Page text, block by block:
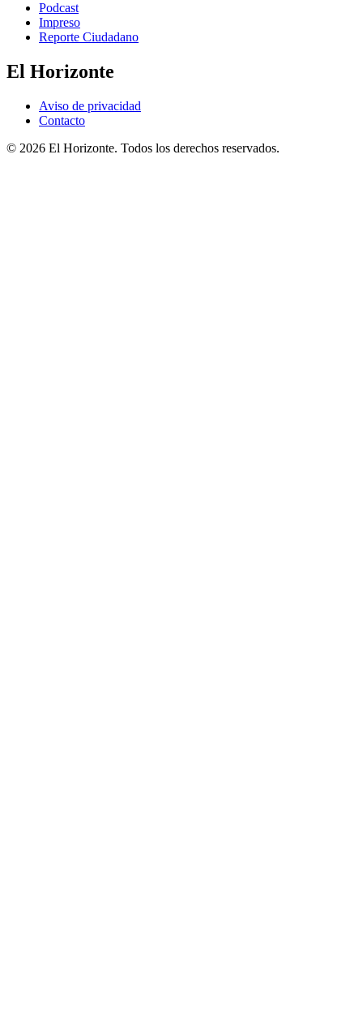
Podcast
Impreso
Reporte Ciudadano
El Horizonte
Aviso de privacidad
Contacto
© 2026 El Horizonte. Todos los derechos reservados.